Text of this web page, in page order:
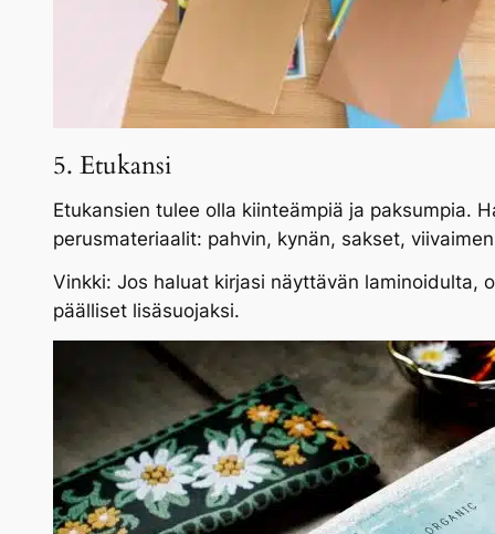
5. Etukansi
Etukansien tulee olla kiinteämpiä ja paksumpia.
perusmateriaalit: pahvin, kynän, sakset,
Vinkki: Jos haluat kirjasi näyttävän laminoidulta,
päälliset lisäsuojaksi.